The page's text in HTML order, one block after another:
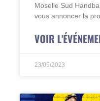
Moselle Sud
vous annoncer la
VOIR
23/05/2023